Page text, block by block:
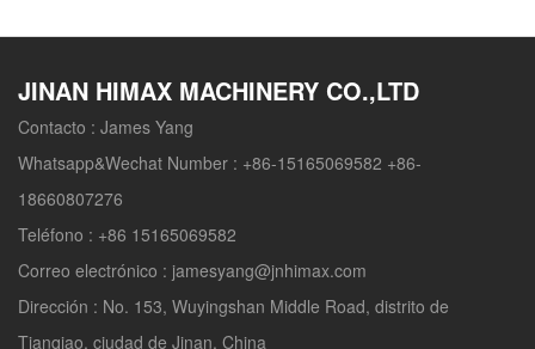
JINAN HIMAX MACHINERY CO.,LTD
Contacto : James Yang
Whatsapp&Wechat Number : +86-15165069582 +86-
18660807276
Teléfono : +86 15165069582
Correo electrónico : jamesyang@jnhimax.com
Dirección : No. 153, Wuyingshan Middle Road, distrito de
Tianqiao, ciudad de Jinan, China